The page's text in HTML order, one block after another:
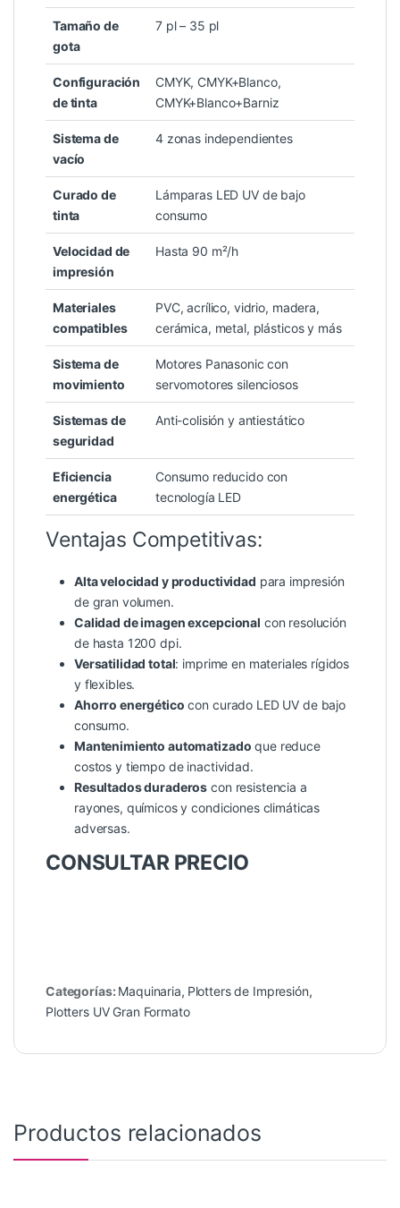
Tamaño de
gota
7 pl – 35 pl
Configuración
de tinta
CMYK, CMYK+Blanco,
CMYK+Blanco+Barniz
Sistema de
vacío
4 zonas independientes
Curado de
tinta
Lámparas LED UV de bajo
consumo
Velocidad de
impresión
Hasta 90 m²/h
Materiales
compatibles
PVC, acrílico, vidrio, madera,
cerámica, metal, plásticos y más
Sistema de
movimiento
Motores Panasonic con
servomotores silenciosos
Sistemas de
seguridad
Anti-colisión y antiestático
Eficiencia
energética
Consumo reducido con
tecnología LED
Ventajas Competitivas:
Alta velocidad y productividad para impresión
de gran volumen.
Calidad de imagen excepcional con resolución
de hasta 1200 dpi.
Versatilidad total: imprime en materiales rígidos
y flexibles.
Ahorro energético con curado LED UV de bajo
consumo.
Mantenimiento automatizado que reduce
costos y tiempo de inactividad.
Resultados duraderos con resistencia a
rayones, químicos y condiciones climáticas
adversas.
CONSULTAR PRECIO
Categorías: Maquinaria, Plotters de Impresión,
Plotters UV Gran Formato
Productos relacionados